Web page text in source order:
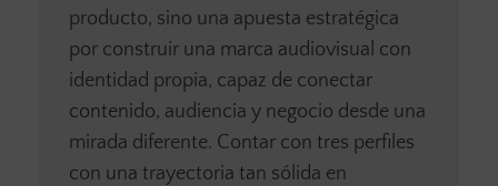
producto, sino una apuesta estratégica
por construir una marca audiovisual con
identidad propia, capaz de conectar
contenido, audiencia y negocio desde una
mirada diferente. Contar con tres perfiles
con una trayectoria tan sólida en